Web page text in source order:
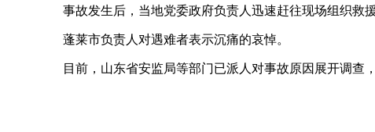
事故发生后，当地党委政府负责人迅速赶往现场组织救援
蓬莱市负责人对遇难者表示沉痛的哀悼。
目前，山东省安监局等部门已派人对事故原因展开调查，